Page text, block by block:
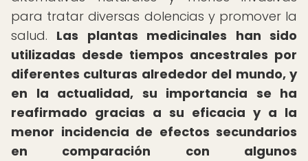
para tratar diversas dolencias y promover la
salud. Las plantas medicinales han sido
utilizadas desde tiempos ancestrales por
diferentes culturas alrededor del mundo, y
en la actualidad, su importancia se ha
reafirmado gracias a su eficacia y a la
menor incidencia de efectos secundarios
en comparación con algunos